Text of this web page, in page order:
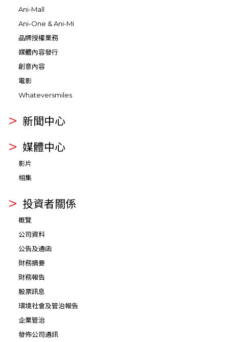
Ani-Mall
Ani-One & Ani-Mi
品牌授權業務
媒體內容發行
創意內容
電影
Whateversmiles
新聞中心
媒體中心
影片
相集
投資者關係
概覽
公司資料
公告及通函
財務摘要
財務報告
股票訊息
環境社會及管治報告
企業管治
發佈公司通訊